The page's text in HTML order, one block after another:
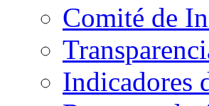
Comité de
Indicadores